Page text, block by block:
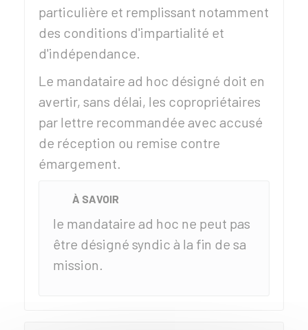
particulière et remplissant notamment
des conditions d'impartialité et
d'indépendance.
Le mandataire ad hoc désigné doit en
avertir, sans délai, les copropriétaires
par lettre recommandée avec accusé
de réception ou remise contre
émargement.
À SAVOIR
le mandataire ad hoc ne peut pas
être désigné syndic à la fin de sa
mission.